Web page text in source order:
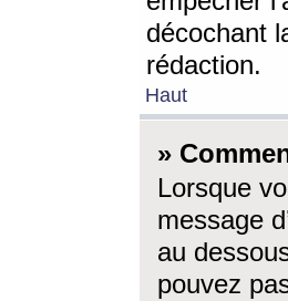
décochant
rédaction.
Haut
»
Lorsque
message
au
pouvez